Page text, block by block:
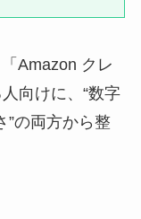
Amazon クレ
向けに、“数字
”の両方から整